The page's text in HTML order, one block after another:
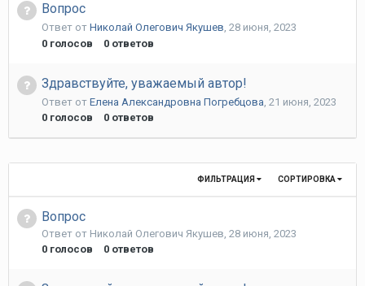
Вопрос
Ответ от Николай Олегович Якушев, 28 июня, 2023
0 голосов 0 ответов
Здравствуйте, уважаемый автор!
Ответ от Елена Александровна Погребцова 21 июня, 2023
0 голосов 0 ответов
СОРТИРОВКА
ФИЛЬТРАЦИЯ
Вопрос
Ответ от Николай Олегович Якушев, 28 июня, 2023
0 голосов 0 ответов